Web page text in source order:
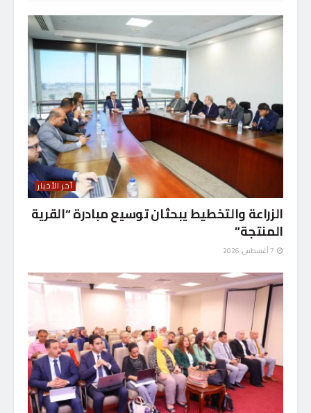
آخر الأخبار
الزراعة والتخطيط يبحثان توسيع مبادرة “القرية
المنتجة”